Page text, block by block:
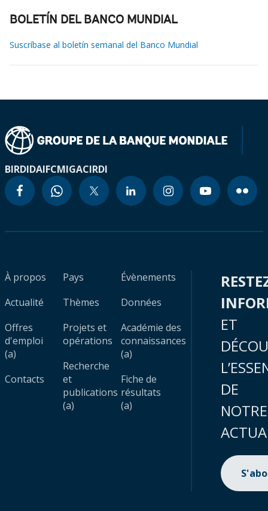
BOLETÍN DEL BANCO MUNDIAL
Suscríbase al boletín semanal del Banco Mundial
BIRDIDAIFCMIGACIRDI
À propos
Actualité
Offres
d'emploi
(a)
Contacts
Pays
Thèmes
Projets et
opérations
Recherche
et
publications
(a)
Évènements
Données
Académie des
connaissances
(a)
Fiche de
résultats
(a)
ET
DE
NOTRE